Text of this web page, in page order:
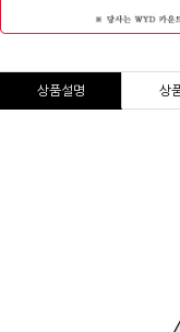
상품설명 상